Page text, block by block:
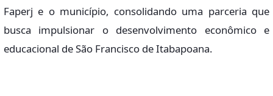
Faperj e o município, consolidando uma parceria que
busca impulsionar o desenvolvimento econômico e
educacional de São Francisco de Itabapoana.